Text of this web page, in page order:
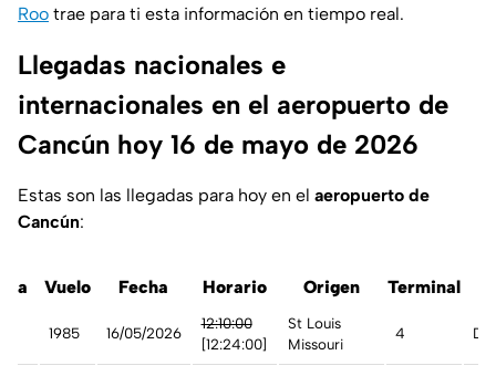
Roo trae para ti esta información en tiempo real.
Llegadas nacionales e
internacionales en el aeropuerto de
Cancún hoy 16 de mayo de 2026
Estas son las llegadas para hoy en el aeropuerto de
Cancún:
Vuelo Fecha Horario Origen Terminal
1985 16/05/2026
12:10:00
[12:24:00]
St Louis
Missouri
4